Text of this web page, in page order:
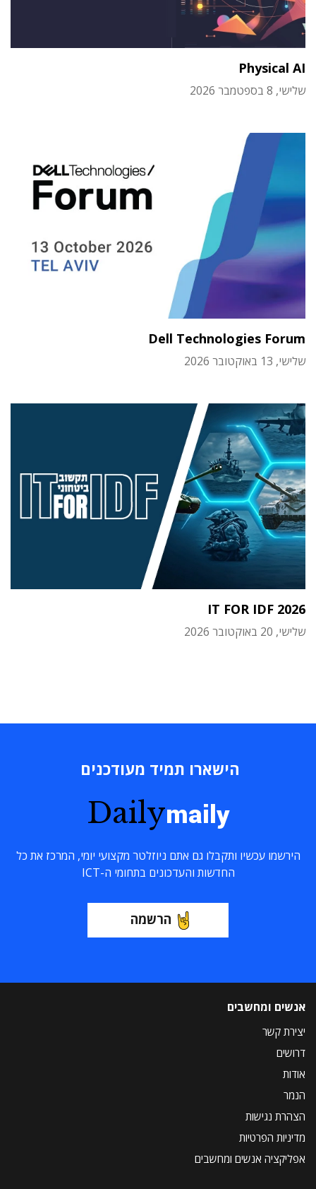
Physical AI
שלישי, 8 בספטמבר 2026
Dell Technologies Forum
שלישי, 13 באוקטובר 2026
IT FOR IDF 2026
שלישי, 20 באוקטובר 2026
הישארו תמיד מעודכנים
Dailymaily
הירשמו עכשיו ותקבלו גם אתם ניוזלטר מקצועי יומי, המרכז את כל
החדשות והעדכונים בתחומי ה-ICT
הרשמה
אנשים ומחשבים
יצירת קשר
דרושים
אודות
הנמר
הצהרת נגישות
מדיניות הפרטיות
אפליקציה אנשים ומחשבים